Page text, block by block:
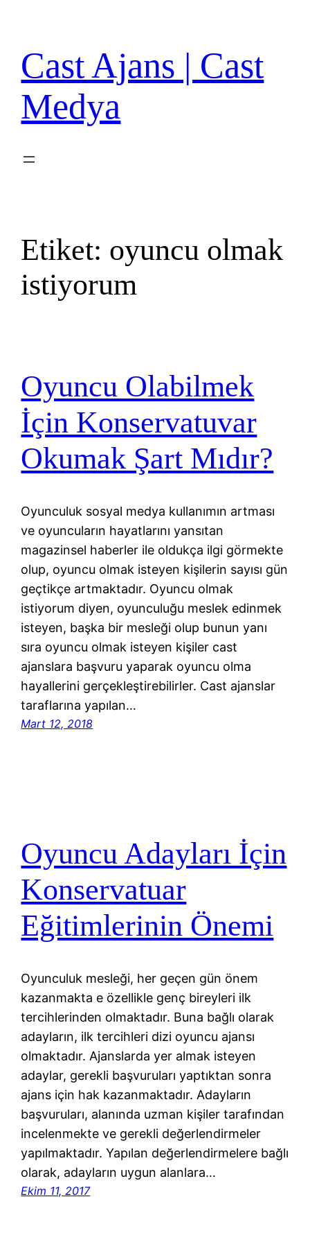
Cast Ajans | Cast
Medya
Etiket: oyuncu olmak
istiyorum
Oyuncu Olabilmek
İçin Konservatuvar
Okumak Şart Mıdır?
Oyunculuk sosyal medya kullanımın artması
ve oyuncuların hayatlarını yansıtan
magazinsel haberler ile oldukça ilgi görmekte
olup, oyuncu olmak isteyen kişilerin sayısı gün
geçtikçe artmaktadır. Oyuncu olmak
istiyorum diyen, oyunculuğu meslek edinmek
isteyen, başka bir mesleği olup bunun yanı
sıra oyuncu olmak isteyen kişiler cast
ajanslara başvuru yaparak oyuncu olma
hayallerini gerçekleştirebilirler. Cast ajanslar
taraflarına yapılan…
Mart 12, 2018
Oyuncu Adayları İçin
Konservatuar
Eğitimlerinin Önemi
Oyunculuk mesleği, her geçen gün önem
kazanmakta e özellikle genç bireyleri ilk
tercihlerinden olmaktadır. Buna bağlı olarak
adayların, ilk tercihleri dizi oyuncu ajansı
olmaktadır. Ajanslarda yer almak isteyen
adaylar, gerekli başvuruları yaptıktan sonra
ajans için hak kazanmaktadır. Adayların
başvuruları, alanında uzman kişiler tarafından
incelenmekte ve gerekli değerlendirmeler
yapılmaktadır. Yapılan değerlendirmelere bağlı
olarak, adayların uygun alanlara…
Ekim 11, 2017